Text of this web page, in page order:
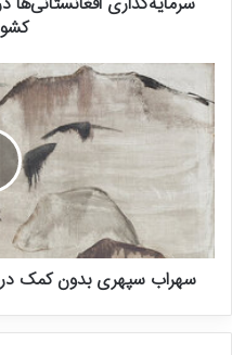
مقیاس جهانی باز می‌کند.
همچنین پژوهشگران، از
هیجان‌زده هستند و در آینده
شخصی‌سازی‌شده و از درمان‌های
نوعی جلو بردن مرزهای مهندسی
سهراب سپهری بدون کمک